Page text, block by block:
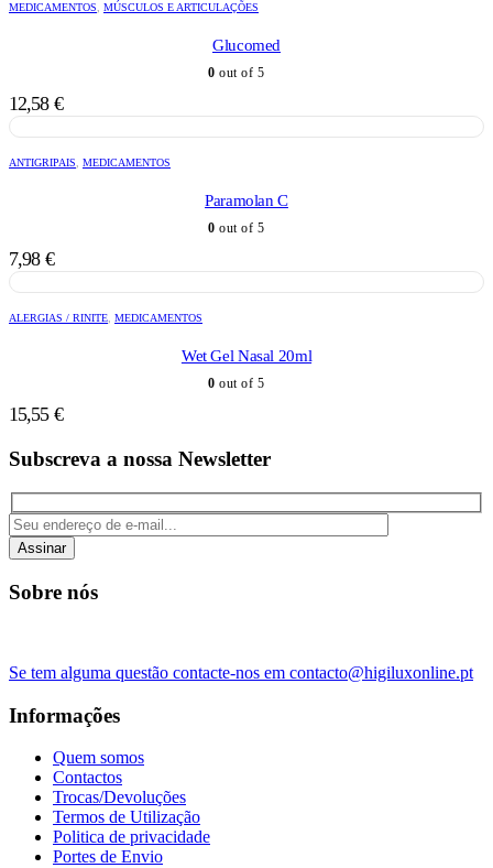
MEDICAMENTOS, MÚSCULOS E ARTICULAÇÕES
Glucomed
0 out of 5
12,58 €
ANTIGRIPAIS, MEDICAMENTOS
Paramolan C
0 out of 5
7,98 €
ALERGIAS / RINITE, MEDICAMENTOS
Wet Gel Nasal 20ml
0 out of 5
15,55 €
Subscreva a nossa Newsletter
Assinar
Sobre nós
Se tem alguma questão contacte-nos em contacto@higiluxonline.pt
Informações
Quem somos
Contactos
Trocas/Devoluções
Termos de Utilização
Politica de privacidade
Portes de Envio